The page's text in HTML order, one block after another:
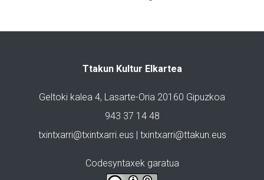
Ttakun Kultur Elkartea
Geltoki kalea 4, Lasarte-Oria 20160 Gipuzkoa
943 37 14 48
txintxarri@txintxarri.eus | txintxarri@ttakun.eus
Codesyntaxek garatua